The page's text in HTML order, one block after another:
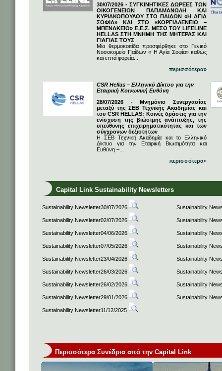
30/07/2026 - ΣΥΓΚΙΝΗΤΙΚΕΣ ΔΩΡΕΕΣ ΤΩΝ
ΟΙΚΟΓΕΝΕΙΩΝ ΠΑΠΑΜΑΝΩΛΗ ΚΑΙ
ΚΥΡΙΑΚΟΠΟΥΛΟΥ ΣΤΟ ΠΑΙΔΩΝ «Η ΑΓΙΑ
ΣΟΦΙΑ» ΚΑΙ ΣΤΟ «ΚΟΡΓΙΑΛΕΝΕΙΟ –
ΜΠΕΝΑΚΕΙΟ» Ε.Ε.Σ. ΜΕΣΩ ΤΟΥ LIFELINE
HELLAS ΣΤΗ ΜΝΗΜΗ ΤΗΣ ΜΗΤΕΡΑΣ ΚΑΙ
ΓΙΑΓΙΑΣ ΤΟΥΣ
Μία θερμοκοιτίδα προσφέρθηκε στο Γενικό
Νοσοκομείο Παίδων « Η Αγία Σοφία» καθώς
και επτά φορεία...
περισσότερα»
CSR Hellas – Ελληνικό Δίκτυο για την
Εταιρική Κοινωνική Ευθύνη
28/07/2026 - Μνημόνιο Συνεργασίας
μεταξύ της ΣΕΒ Τεχνικής Ακαδημίας και
του CSR HELLAS: Κοινές δράσεις για την
ενίσχυση της βιώσιμης ανάπτυξης, της
υπεύθυνης επιχειρηματικότητας και των
σύγχρονων δεξιοτήτων
Η ΣΕΒ Τεχνική Ακαδημία και το Ελληνικό
Δίκτυο για την Εταιρική Βιωσιμότητα και
Ευθύνη –...
περισσότερα»
Capital Link Sustainability Newsletters
Sustainability Newsletter30/07/2026 Sustainability
Sustainability Newsletter02/07/2026 Sustainability
Sustainability Newsletter04/06/2026 Sustainability
Sustainability Newsletter07/05/2026 Sustainability
Sustainability Newsletter23/04/2026 Sustainability
Sustainability Newsletter26/03/2026 Sustainability
Sustainability Newsletter26/02/2026 Sustainability
Sustainability Newsletter29/01/2026 Sustainability
Sustainability Newsletter11/12/2025
Περισσότερα Συνέδρια από την Capital Link